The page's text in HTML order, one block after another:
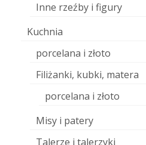
Inne rzeźby i figury
Kuchnia
porcelana i złoto
Filiżanki, kubki, matera
porcelana i złoto
Misy i patery
Talerze i talerzyki